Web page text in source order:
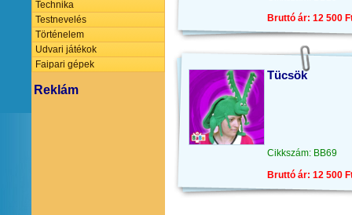
Technika
Testnevelés
Történelem
Udvari játékok
Faipari gépek
Reklám
Bruttó ár: 12 500
Tücsök
Cikkszám: BB69
Bruttó ár: 12 500